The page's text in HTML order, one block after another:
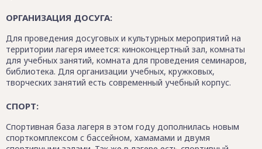
ОРГАНИЗАЦИЯ ДОСУГА:
Для проведения досуговых и культурных мероприятий на
территории лагеря имеется: киноконцертный зал, комнаты
для учебных занятий, комната для проведения семинаров,
библиотека. Для организации учебных, кружковых,
творческих занятий есть современный учебный корпус.
СПОРТ:
Спортивная база лагеря в этом году дополнилась новым
спорткомплексом с бассейном, хамамами и двумя